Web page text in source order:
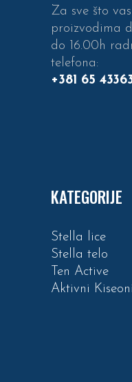
Za sve što
proizvodima
do 16.00h
telefona:
+381 65
KATEGORIJE
Stella lice
Stella telo
Ten Active
Aktivni